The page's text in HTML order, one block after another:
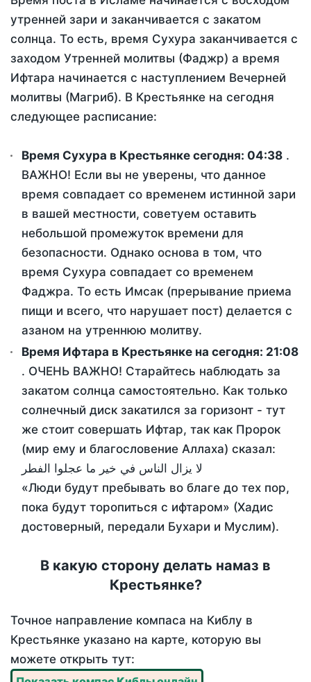
утренней зари и заканчивается с закатом
солнца. То есть, время Сухура заканчивается с
заходом Утренней молитвы (Фаджр) а время
Ифтара начинается с наступлением Вечерней
молитвы (Магриб). В Крестьянке на сегодня
следующее расписание:
Время Сухура в Крестьянке сегодня: 04:38 .
ВАЖНО! Если вы не уверены, что данное
время совпадает со временем истинной зари
в вашей местности, советуем оставить
небольшой промежуток времени для
безопасности. Однако основа в том, что
время Сухура совпадает со временем
Фаджра. То есть Имсак (прерывание приема
пищи и всего, что нарушает пост) делается с
азаном на утреннюю молитву.
Время Ифтара в Крестьянке на сегодня: 21:08
. ОЧЕНЬ ВАЖНО! Старайтесь наблюдать за
закатом солнца самостоятельно. Как только
солнечный диск закатился за горизонт - тут
же стоит совершать Ифтар, так как Пророк
(мир ему и благословение Аллаха) сказал:
لا يزال الناس في خير ما عجلوا الفطر
«Люди будут пребывать во благе до тех пор,
пока будут торопиться с ифтаром» (Хадис
достоверный, передали Бухари и Муслим).
В какую сторону делать намаз в
Крестьянке?
Точное направление компаса на Киблу в
Крестьянке указано на карте, которую вы
можете открыть тут: